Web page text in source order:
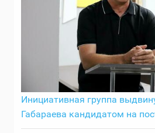
Инициативная группа
Габараева кандидатом на